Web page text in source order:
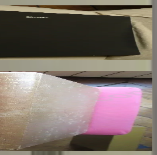
alla Nuova Immagine
illustré de Cinquante
Similé d'après les
Maître